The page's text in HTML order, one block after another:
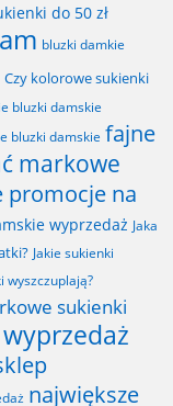
do 50 zł
bluzki damkie
Czy kolorowe sukienki
bluzki damskie
bluzki damskie fajne
markowe
promocje na
wyprzedaż Jaka
Jakie sukienki
wyszczuplają?
sukienki
największe